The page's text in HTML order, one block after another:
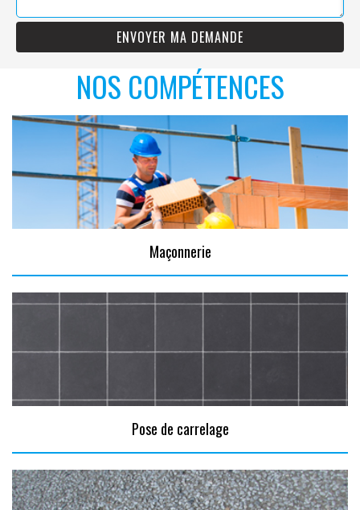
NOS COMPÉTENCES
Maçonnerie
Pose de carrelage